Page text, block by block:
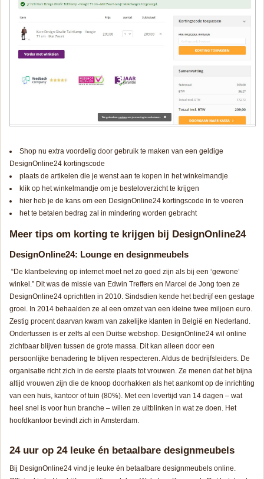
Shop nu extra voordelig door gebruik te maken van een geldige
DesignOnline24 kortingscode
plaats de artikelen die je wenst aan te kopen in het winkelmandje
klik op het winkelmandje om je besteloverzicht te krijgen
hier heb je de kans om een DesignOnline24 kortingscode in te voeren
het te betalen bedrag zal in mindering worden gebracht
Meer tips om korting te krijgen bij DesignOnline24
DesignOnline24: Lounge en designmeubels
“De klantbeleving op internet moet net zo goed zijn als bij een ‘gewone’
winkel.” Dit was de missie van Edwin Treffers en Marcel de Jong toen ze
DesignOnline24 oprichtten in 2010. Sindsdien kende het bedrijf een gestage
groei. In 2014 behaalden ze al een omzet van een kleine twee miljoen euro.
Zestig procent daarvan kwam van zakelijke klanten in België en Nederland.
Ondertussen is er zelfs al een Duitse webshop. DesignOnline24 wil online
zichtbaar blijven tussen de grote massa. Dit kan alleen door een
persoonlijke benadering te blijven respecteren. Aldus de bedrijfsleiders. De
organisatie richt zich in de eerste plaats tot vrouwen. Ze menen dat het bijna
altijd vrouwen zijn die de knoop doorhakken als het aankomt op de inrichting
van een huis, kantoor of tuin (80%). Met een levertijd van 14 dagen – wat
heel snel is voor hun branche – willen ze uitblinken in wat ze doen. Het
hoofdkantoor bevindt zich in Amsterdam.
24 uur op 24 leuke én betaalbare designmeubels
Bij DesignOnline24 vind je leuke én betaalbare designmeubels online.